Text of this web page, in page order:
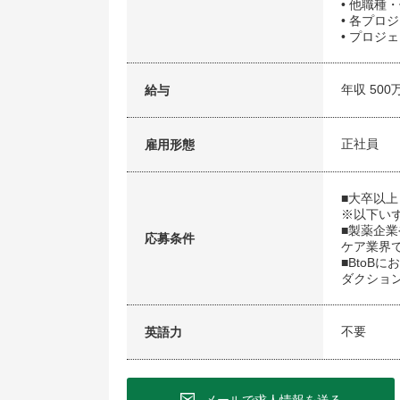
• 他職種
• 各プロ
• プロジ
給与 年収 500
雇用形態 正社員
応募条件
■大卒以上
※以下い
■製薬企
ケア業界
■BtoBに
ダクショ
英語力 不要